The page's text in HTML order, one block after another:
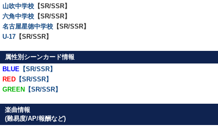
山吹中学校 【SR/SSR】
六角中学校 【SR/SSR】
名古屋星徳中学校 【SR/SSR】
U-17 【SR/SSR】
属性別シーンカード情報
BLUE 【SR/SSR】
RED 【SR/SSR】
GREEN 【SR/SSR】
楽曲情報
(難易度/AP/報酬など)